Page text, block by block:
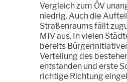
Vergleich zum ÖV
niedrig. Auch die
Straßenraums fällt
MIV aus. In vielen
bereits
Verteilung des
entstanden und erste
richtige Richtung